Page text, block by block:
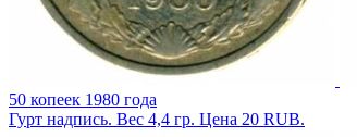
50 копеек 1980 года
Гурт надпись. Вес 4,4 гр. Цена 20 RUB.